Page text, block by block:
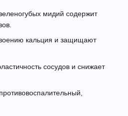
мидий содержит
кальция и защищают
сосудов и снижает